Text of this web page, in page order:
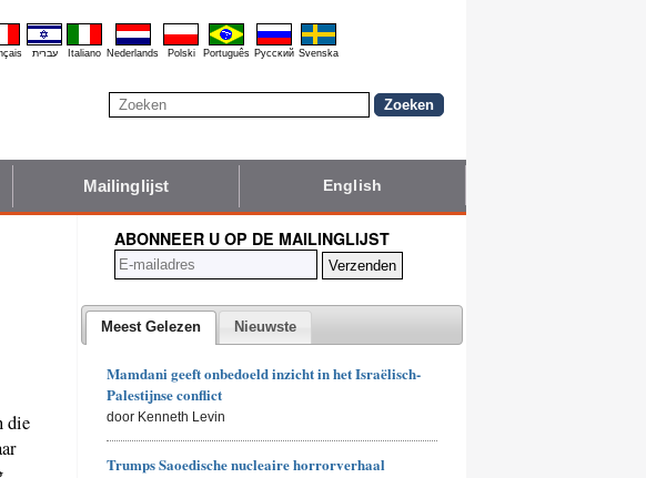
עברית Italiano Nederlands Polski Português Pyccĸий Svenska
Mailinglijst English
die
ABONNEER U OP DE MAILINGLIJST
Meest Gelezen Nieuwste
Mamdani geeft onbedoeld inzicht in het Israëlisch-
Palestijnse conflict
door Kenneth Levin
Trumps Saoedische nucleaire horrorverhaal